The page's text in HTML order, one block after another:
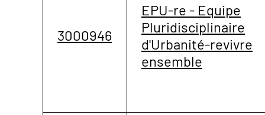
3000946
EPU-re - Equipe
Pluridisciplinaire
d'Urbanité-revivre
ensemble